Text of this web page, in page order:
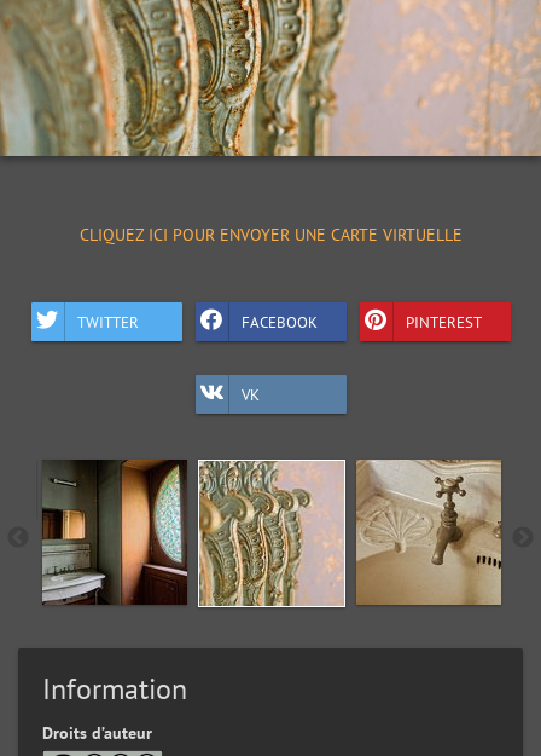
CLIQUEZ ICI POUR ENVOYER UNE CARTE VIRTUELLE
TWITTER FACEBOOK PINTEREST
VK
Information
Droits d’auteur